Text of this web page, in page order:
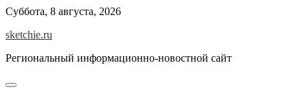
Skip
content
Суббота, 8 августа, 2026
sketchie.ru
Региональный информационно-новостной сайт